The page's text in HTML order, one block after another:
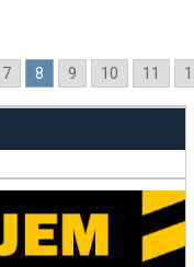
7 8 9 10 11